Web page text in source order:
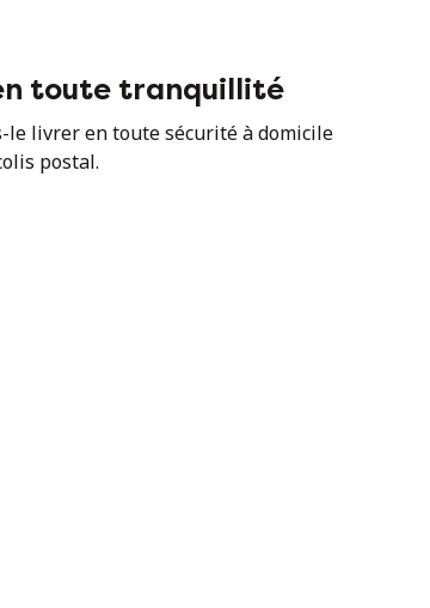
toute tranquillité
le livrer en toute sécurité à domicile
postal.